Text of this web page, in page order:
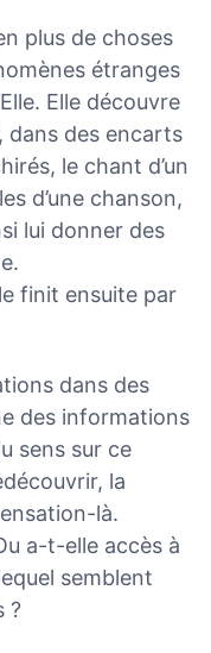
plus de choses
étranges
Elle découvre
dans des encarts
le chant d’un
d’une chanson,
lui donner des
finit ensuite par
dans des
des informations
sens sur ce
la
là.
a-t-elle accès à
semblent
?